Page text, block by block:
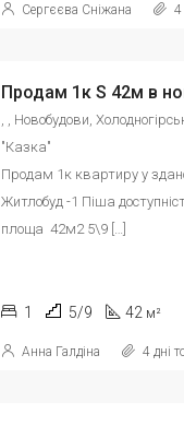
Сергєєва Сніжана 4
, , Новобудови,
"Казка"
Продам 1к квартиру у
Житлобуд -1 Піша
площа  42м2 5\9 […]
1 5/9 42 м²
Анна Галдіна 4 дні